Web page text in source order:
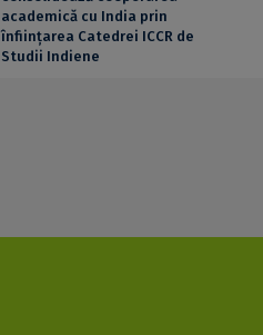
academică cu India prin
înființarea Catedrei ICCR de
Studii Indiene